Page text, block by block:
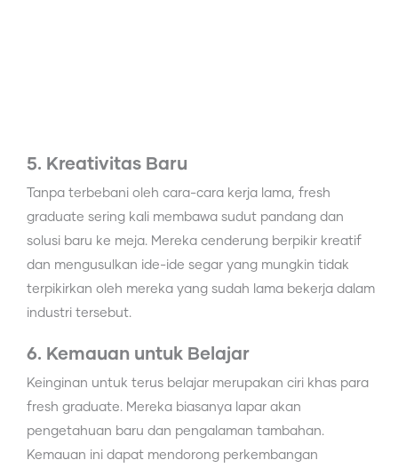
5. Kreativitas Baru
Tanpa terbebani oleh cara-cara kerja lama, fresh
graduate sering kali membawa sudut pandang dan
solusi baru ke meja. Mereka cenderung berpikir kreatif
dan mengusulkan ide-ide segar yang mungkin tidak
terpikirkan oleh mereka yang sudah lama bekerja dalam
industri tersebut.
6. Kemauan untuk Belajar
Keinginan untuk terus belajar merupakan ciri khas para
fresh graduate. Mereka biasanya lapar akan
pengetahuan baru dan pengalaman tambahan.
Kemauan ini dapat mendorong perkembangan